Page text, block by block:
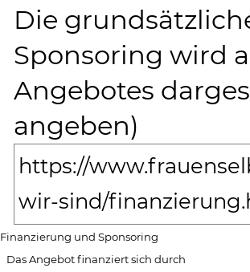
Die
Sponsoring wird
Angebotes
angeben)
https://
wir-sind/
Finanzierung und Sponsoring
Das Angebot finanziert sich durch